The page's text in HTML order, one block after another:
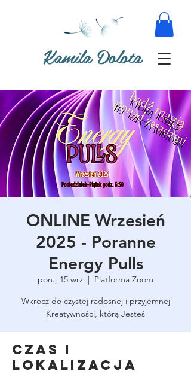
Kamila Dolota
ONLINE Wrzesień
2025 - Poranne
Energy Pulls
pon., 15 wrz
  |
Platforma Zoom
Wkrocz do czystej radosnej i przyjemnej
Kreatywności, którą Jesteś
Czas i
lokalizacja